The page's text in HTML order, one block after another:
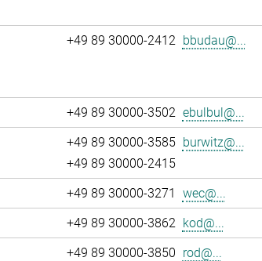
+49 89 30000-2412 bbudau@...
+49 89 30000-3502 ebulbul@...
+49 89 30000-3585
+49 89 30000-2415
burwitz@...
+49 89 30000-3271 wec@...
+49 89 30000-3862 kod@...
+49 89 30000-3850 rod@...